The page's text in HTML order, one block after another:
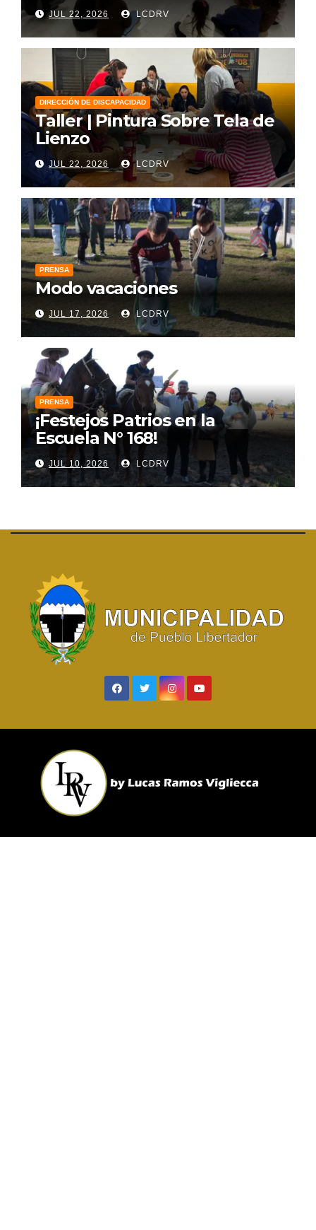
JUL 22, 2026 LCDRV
DIRECCIÓN DE DISCAPACIDAD
Taller | Pintura Sobre Tela de
Lienzo
JUL 22, 2026 LCDRV
PRENSA
Modo vacaciones
JUL 17, 2026 LCDRV
PRENSA
¡Festejos Patrios en la
Escuela N° 168!
JUL 10, 2026 LCDRV